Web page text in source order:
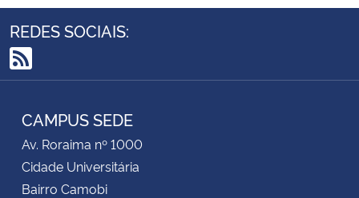
REDES SOCIAIS:
RSS
CAMPUS SEDE
Av. Roraima nº 1000
Cidade Universitária
Bairro Camobi